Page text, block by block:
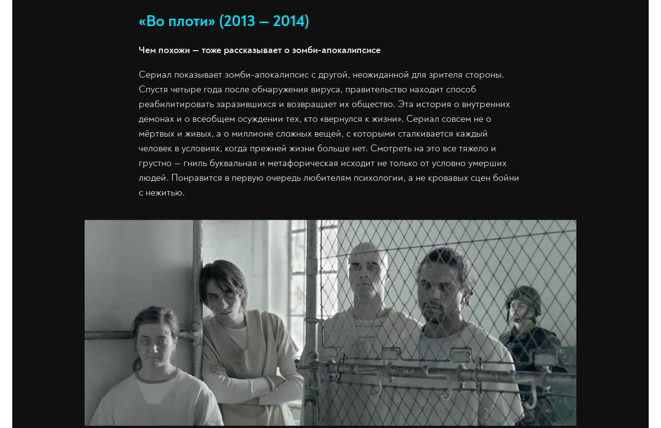
«Во плоти» (2013 — 2014)
Чем похожи — тоже рассказывает о зомби-апокалипсисе
Сериал показывает зомби-апокалипсис с другой, неожиданной для зрителя стороны.
Спустя четыре года после обнаружения вируса, правительство находит способ
реабилитировать заразившихся и возвращает их общество. Эта история о внутренних
демонах и о всеобщем осуждении тех, кто «вернулся к жизни». Сериал совсем не о
мёртвых и живых, а о миллионе сложных вещей, с которыми сталкивается каждый
человек в условиях, когда прежней жизни больше нет. Смотреть на это все тяжело и
грустно — гниль буквальная и метафорическая исходит не только от условно умерших
людей. Понравится в первую очередь любителям психологии, а не кровавых сцен бойни
с нежитью.